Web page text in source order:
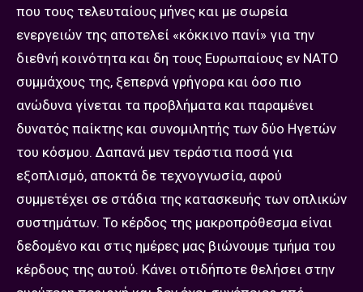
που τους τελευταίους μήνες και με σωρεία
ενεργειών της αποτελεί «κόκκινο πανί» για την
διεθνή κοινότητα και δη τους Ευρωπαίους εν ΝΑΤΟ
συμμάχους της, ξεπερνά γρήγορα και όσο πιο
ανώδυνα γίνεται τα προβλήματα και παραμένει
δυνατός παίκτης και συνομιλητής των δύο Ηγετών
του κόσμου. Δαπανά μεν τεράστια ποσά για
εξοπλισμό, αποκτά δε τεχνογνωσία, αφού
συμμετέχει σε στάδια της κατασκευής των οπλικών
συστημάτων. Το κέρδος της μακροπρόθεσμα είναι
δεδομένο και στις ημέρες μας βιώνουμε τμήμα του
κέρδους της αυτού. Κάνει οτιδήποτε θελήσει στην